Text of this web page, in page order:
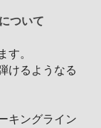
ついて
。
けるようなる
キングライン